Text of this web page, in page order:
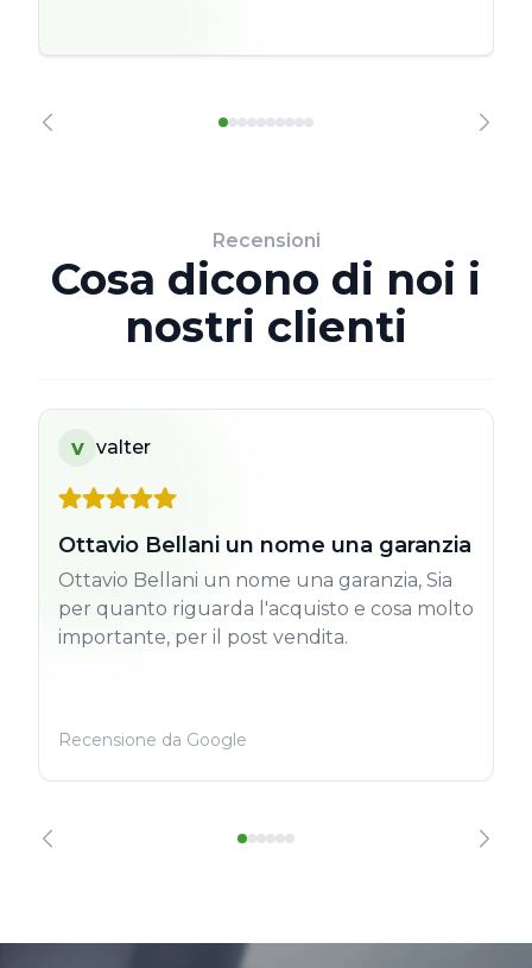
Recensioni
Cosa dicono di noi i
nostri clienti
v valter
Ottavio Bellani un nome una garanzia
Ottavio Bellani un nome una garanzia, Sia
per quanto riguarda l'acquisto e cosa molto
importante, per il post vendita.
Recensione da Google